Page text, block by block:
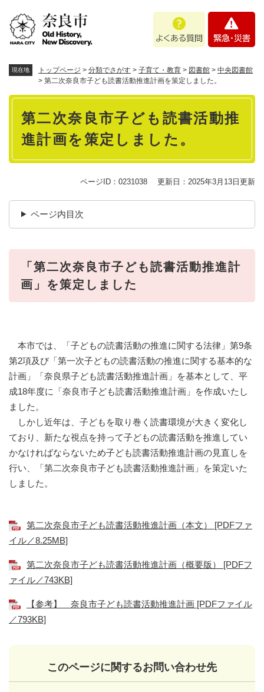
あ
問
・
現在地 トップページ > 分類でさがす > 子育て・教育 > 図書館 > 中央図書館
> 第二次奈良市子ども読書活動推進計画を策定しました。
本
第二次奈良市子ども読書活動推
進計画を策定しました。
ページID：0231038 更新日：2025年3月13日更新
ページ内目次
「第二次奈良市子ども読書活動推進計
画」を策定しました
本市では、「子どもの読書活動の推進に関する法律」第9条
第2項及び「第一次子どもの読書活動の推進に関する基本的な
計画」「奈良県子ども読書活動推進計画」を基本として、平
成18年度に「奈良市子ども読書活動推進計画」を作成いたし
ました。
しかし近年は、子どもを取り巻く読書環境が大きく変化し
ており、新たな視点を持って子どもの読書活動を推進してい
かなければならないため子ども読書活動推進計画の見直しを
行い、「第二次奈良市子ども読書活動推進計画」を策定いた
しました。
第二次奈良市子ども読書活動推進計画（本文） [PDFファ
イル／8.25MB]
第二次奈良市子ども読書活動推進計画（概要版） [PDFフ
ァイル／743KB]
【参考】 奈良市子ども読書活動推進計画 [PDFファイル
／793KB]
このページに関するお問い合わせ先